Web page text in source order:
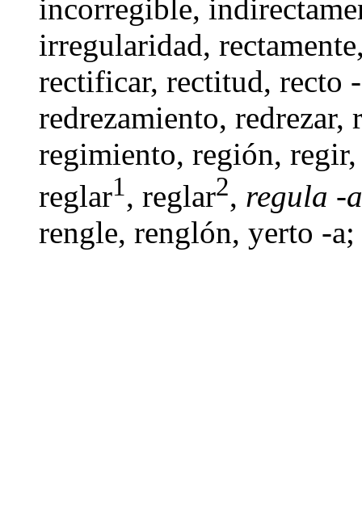
incorregible,
irregularidad, rectamente
rectificar, rectitud, recto
redrezamiento, redrezar,
regimiento, región, regir
reglar1, reglar2, regula -
rengle, renglón, yerto -a;